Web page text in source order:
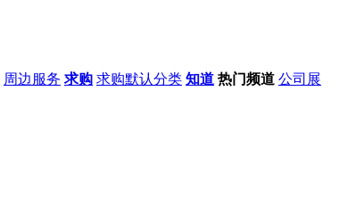
周边服务 求购 求购默认分类 知道 热门频道 公司 展